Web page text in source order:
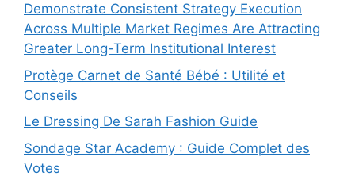
Demonstrate Consistent Strategy Execution
Across Multiple Market Regimes Are Attracting
Greater Long-Term Institutional Interest
Protège Carnet de Santé Bébé : Utilité et
Conseils
Le Dressing De Sarah Fashion Guide
Sondage Star Academy : Guide Complet des
Votes